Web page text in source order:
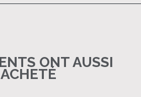
ONT AUSSI
ACHETÉ